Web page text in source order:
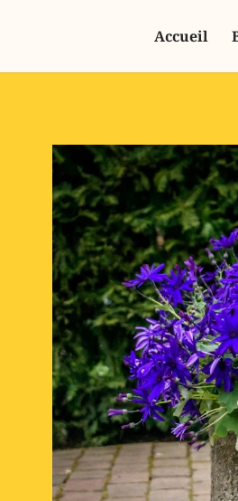
Accueil